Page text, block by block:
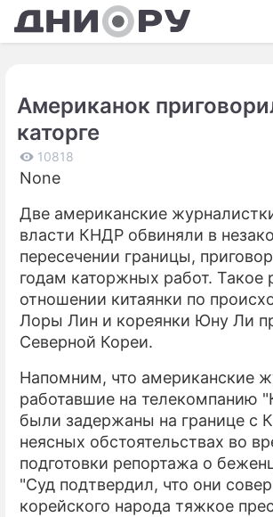
О
Американок
каторге
10818
None
Две американские
власти КНДР обвиняли в
пересечении границы,
годам каторжных работ. Такое
отношении китаянки по
Лоры Лин и кореянки Юну Ли
Северной Кореи.
Напомним, что американские
работавшие на телекомпанию
были задержаны на границе с
неясных обстоятельствах во
подготовки репортажа о
"Суд подтвердил, что они
корейского народа тяжкое